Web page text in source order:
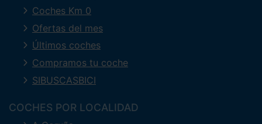
Coches Km 0
Ofertas del mes
Últimos coches
Compramos tu coche
SIBUSCASBICI
COCHES POR LOCALIDAD